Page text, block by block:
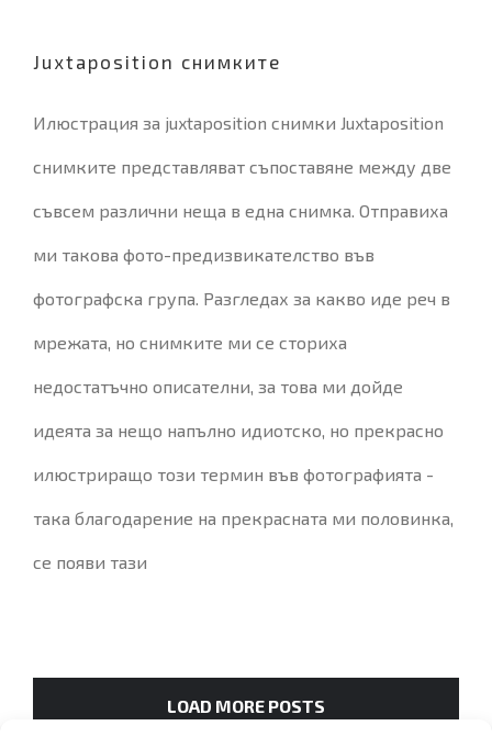
Juxtaposition снимките
Илюстрация за juxtaposition снимки Juxtaposition
снимките представляват съпоставяне между две
съвсем различни неща в една снимка. Отправиха
ми такова фото-предизвикателство във
фотографска група. Разгледах за какво иде реч в
мрежата, но снимките ми се сториха
недостатъчно описателни, за това ми дойде
идеята за нещо напълно идиотско, но прекрасно
илюстриращо този термин във фотографията -
така благодарение на прекрасната ми половинка,
се появи тази
LOAD MORE POSTS